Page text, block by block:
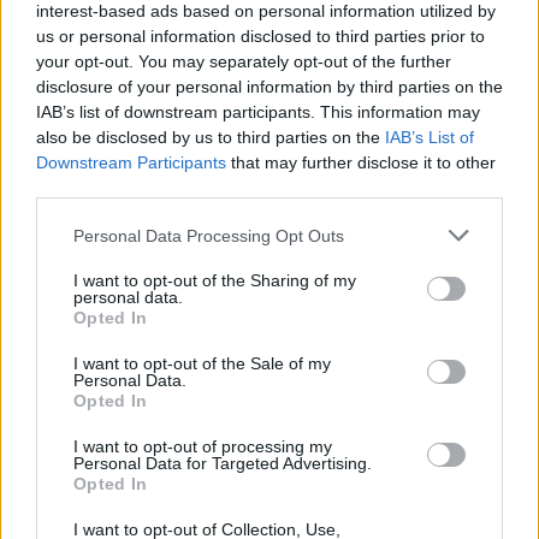
interest-based ads based on personal information utilized by
us or personal information disclosed to third parties prior to
your opt-out. You may separately opt-out of the further
disclosure of your personal information by third parties on the
IAB’s list of downstream participants. This information may
also be disclosed by us to third parties on the IAB’s List of
Downstream Participants that may further disclose it to other
Personal Data Processing Opt Outs
I want to opt-out of the Sharing of my
personal data.
Opted In
I want to opt-out of the Sale of my
Personal Data.
Opted In
I want to opt-out of processing my
Personal Data for Targeted Advertising.
Opted In
I want to opt-out of Collection, Use,
στη λειτουργία των δομών ειδικής αγωγής στα
σχολεία της περιοχής. Τεράστια κενά στην
παράλληλη στήριξη και στα τμήματα ένταξης,
ελλείψεις ειδικού εκπαιδευτικού και
υποστηρικτικού προσωπικού και διακοπή των
γονείς και παιδιά.
απαντήσει ποια άμεσα μέτρα θα λάβει για την
ενίσχυση του 1ου ΚΕ.Δ.Α.Σ.Υ. με μόνιμο και
εξειδικευμένο προσωπικό, αν υπάρχει πρόβλεψη
για μετεγκατάσταση του σε κατάλληλο κτίριο και αν